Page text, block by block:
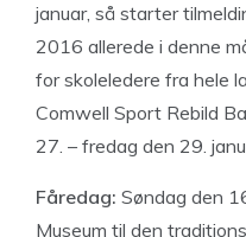
januar, så starter
2016 allerede i denne
for skoleledere fra hele
Comwell Sport Rebild
27. – fredag den 29.
Fåredag: Søndag den
Museum til den